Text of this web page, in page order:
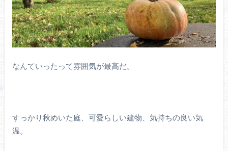
なんていったって雰囲気が最高だ。
すっかり秋めいた庭、可愛らしい建物、気持ちの良い気
温。